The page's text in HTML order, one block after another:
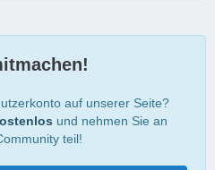
auf unserer Seite?
und nehmen Sie an
teil!